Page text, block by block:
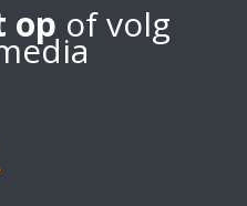
op of volg